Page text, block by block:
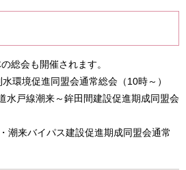
総会も開催されます。
環境促進同盟会通常総会（10時～）
水戸線潮来～鉾田間建設促進期成同盟会
潮来バイパス建設促進期成同盟会通常